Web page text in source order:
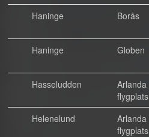
Haninge
Borås
Haninge
Globen
Hasseludden
Arlanda
flygplats
Helenelund
Arlanda
flygplats